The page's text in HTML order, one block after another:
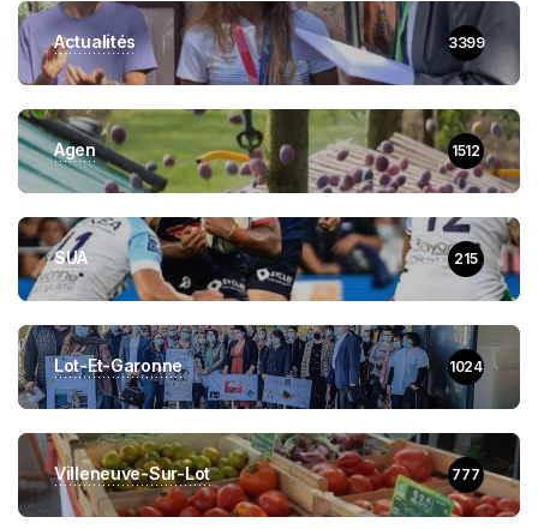
Actualités 3399
Agen 1512
SUA 215
Lot-Et-Garonne 1024
Villeneuve-Sur-Lot 777